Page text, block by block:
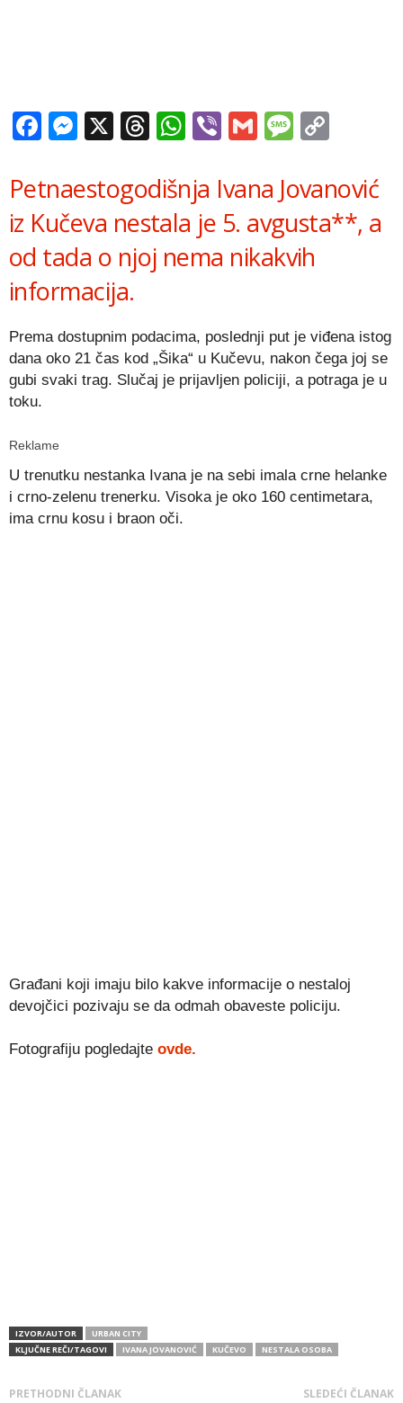
Facebook
Messenger
X Threads
WhatsApp
ViberGmail
Petnaestogodišnja Ivana Jovanović
iz Kučeva nestala je 5. avgusta**, a
od tada o njoj nema nikakvih
informacija.
Prema dostupnim podacima, poslednji put je viđena istog
dana oko 21 čas kod „Šika“ u Kučevu, nakon čega joj se
gubi svaki trag. Slučaj je prijavljen policiji, a potraga je u
toku.
Reklame
U trenutku nestanka Ivana je na sebi imala crne helanke
i crno-zelenu trenerku. Visoka je oko 160 centimetara,
ima crnu kosu i braon oči.
Građani koji imaju bilo kakve informacije o nestaloj
devojčici pozivaju se da odmah obaveste policiju.
Fotografiju pogledajte ovde.
IZVOR/AUTOR
URBAN CITY
KLJUČNE REČI/TAGOVI
IVANA JOVANOVIĆ KUČEVO NESTALA OSOBA
PRETHODNI ČLANAK SLEDEĆI ČLANAK